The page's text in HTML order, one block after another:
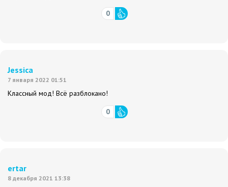
0
Jessica
7 января 2022 01:51
Классный мод! Всё разблокано!
0
ertar
8 декабря 2021 13:38